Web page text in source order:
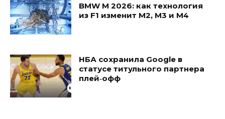
BMW M 2026: как технология
из F1 изменит M2, M3 и M4
НБА сохранила Google в
статусе титульного партнера
плей‑офф